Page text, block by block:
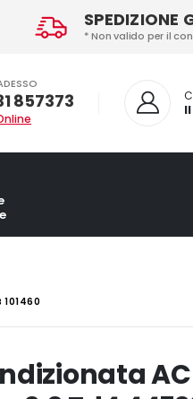
SPEDIZIONE
* Non valido per il
857373
101460